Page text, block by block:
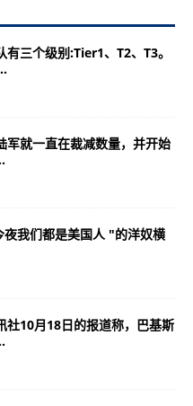
三个级别:Tier1、T2、T3。
军就一直在裁减数量，并开始
我们都是美国人 "的洋奴横
社10月18日的报道称，巴基斯